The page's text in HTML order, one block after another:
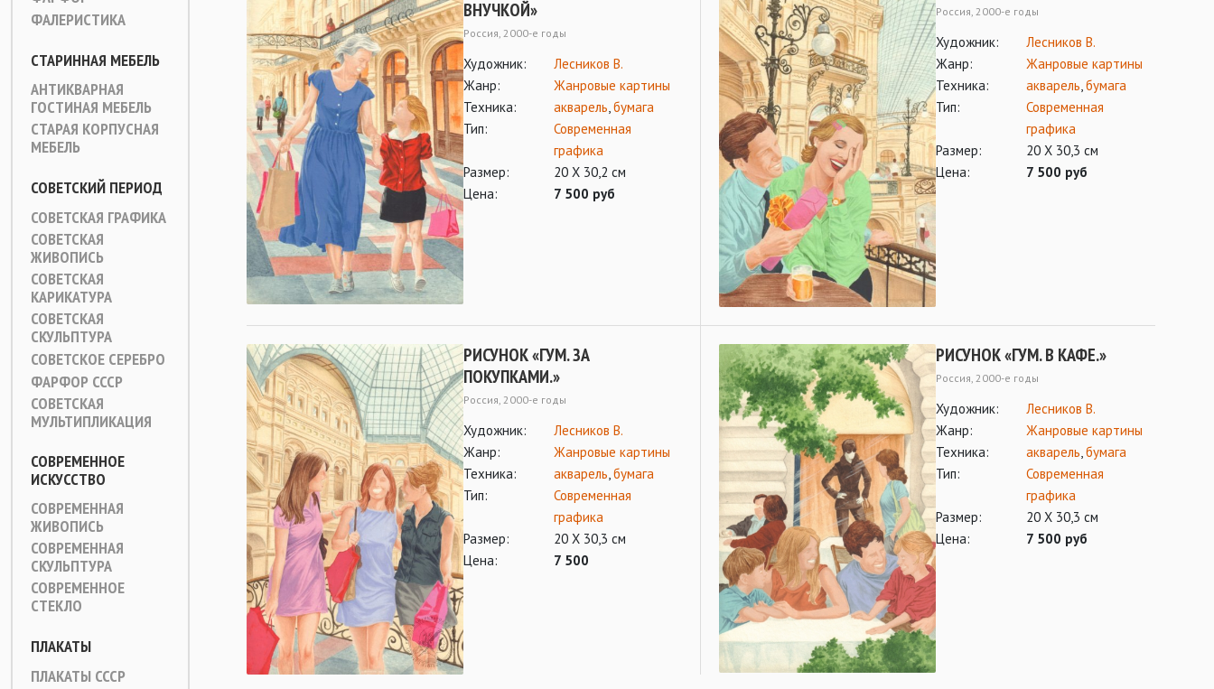
ФАЛЕРИСТИКА
СТАРИННАЯ МЕБЕЛЬ
АНТИКВАРНАЯ
ГОСТИНАЯ МЕБЕЛЬ
СТАРАЯ КОРПУСНАЯ
МЕБЕЛЬ
СОВЕТСКИЙ ПЕРИОД
СОВЕТСКАЯ ГРАФИКА
СОВЕТСКАЯ
ЖИВОПИСЬ
СОВЕТСКАЯ
КАРИКАТУРА
СОВЕТСКАЯ
СКУЛЬПТУРА
СОВЕТСКОЕ СЕРЕБРО
ФАРФОР СССР
СОВЕТСКАЯ
МУЛЬТИПЛИКАЦИЯ
СОВРЕМЕННОЕ
ИСКУССТВО
СОВРЕМЕННАЯ
ЖИВОПИСЬ
СОВРЕМЕННАЯ
СКУЛЬПТУРА
СОВРЕМЕННОЕ
СТЕКЛО
ПЛАКАТЫ
ПЛАКАТЫ СССР
ВНУЧКОЙ»
Россия, 2000-е годы
Художник:
Лесников В.
Жанр:
Жанровые картины
Техника:
акварель бумага
Тип:
Современная
графика
Размер:
20 Х 30,2 см
Цена:
7 500 руб
Россия, 2000-е годы
Художник:
Лесников В.
Жанр:
Жанровые картины
Техника:
акварель бумага
Тип:
Современная
графика
Размер:
20 Х 30,3 см
Цена:
7 500 руб
РИСУНОК «ГУМ. ЗА
ПОКУПКАМИ.»
Россия, 2000-е годы
Художник:
Лесников В.
Жанр:
Жанровые картины
Техника:
акварель,бумага
Тип:
Современная
графика
Размер:
20 Х 30,3 см
Цена:
7 500
РИСУНОК «ГУМ. В КАФЕ.»
Россия, 2000-е годы
Художник:
Лесников В.
Жанр:
Жанровые картины
Техника:
акварель,бумага
Тип:
Современная
графика
Размер:
20 Х 30,3 см
Цена:
7 500 руб